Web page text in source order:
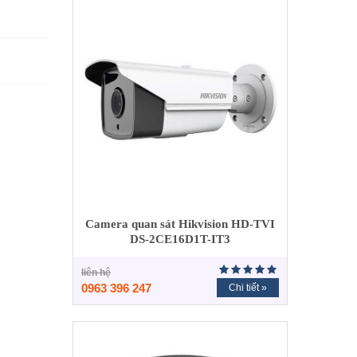
Camera quan sát Hikvision HD-TVI
DS-2CE16D1T-IT3
liên hệ
0963 396 247 Chi tiết »